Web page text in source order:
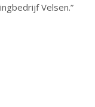
Velsen.”